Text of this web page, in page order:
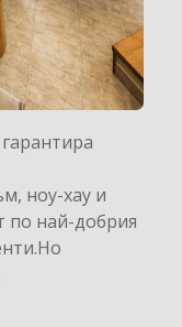
ноу-хау и
по най-добрия